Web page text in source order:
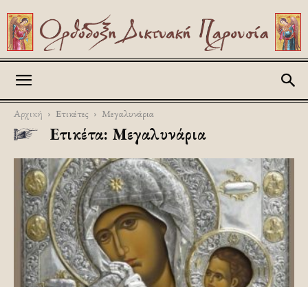
Αρχική Ετικέτες Μεγαλυνάρια
Ετικέτα: Μεγαλυνάρια